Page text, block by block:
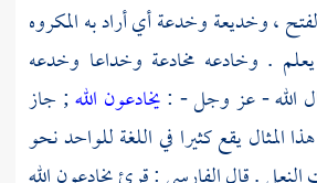
، وخديعة وخدعة أي أراد به المكروه
. وخادعه مخادعة وخداعا وخدعه
الله - عز وجل - :يخادعون الله; جاز
المثال يقع كثيرا في اللغة للواحد نحو